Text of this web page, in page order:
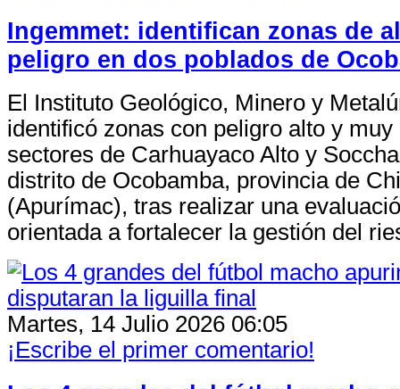
Ingemmet: identifican zonas de
peligro en dos poblados de
El Instituto Geológico, Minero y
identificó zonas con peligro alto y muy
sectores de Carhuayaco Alto y
distrito de Ocobamba, provincia de
(Apurímac), tras realizar una
orientada a fortalecer la gestión del
Martes, 14 Julio 2026 06:05
¡Escribe el primer comentario!